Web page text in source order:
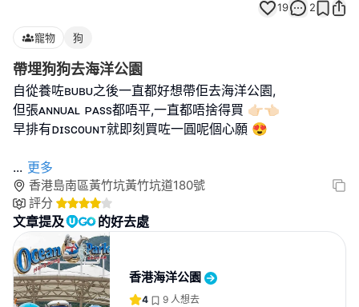
19 2
寵物 狗
帶埋狗狗去海洋公園
自從養咗ʙᴜʙᴜ之後一直都好想帶佢去海洋公園,
但張ᴀɴɴᴜᴀʟ ᴘᴀꜱꜱ都唔平,一直都唔捨得買 👉🏻👈🏻
早排有ᴅɪꜱᴄᴏᴜɴᴛ就即刻買咗一圓呢個心願 😍
... 更多
香港島南區黃竹坑黃竹坑道180號
評分
文章提及 的好去處
香港海洋公園
4 9 人想去